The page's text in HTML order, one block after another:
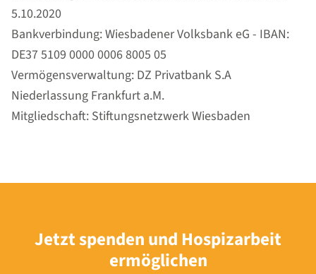
5.10.2020
Bankverbindung: Wiesbadener Volksbank eG - IBAN:
DE37 5109 0000 0006 8005 05
Vermögensverwaltung: DZ Privatbank S.A
Niederlassung Frankfurt a.M.
Mitgliedschaft: Stiftungsnetzwerk Wiesbaden
Jetzt spenden und Hospizarbeit
ermöglichen